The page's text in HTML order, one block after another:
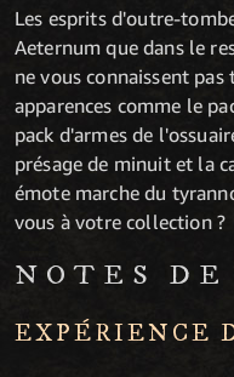
Les esprits d'outre-
Aeternum que dans le
ne vous connaissent
apparences comme le
pack d'armes de
présage de minuit et la
émote marche du
vous à votre collection ?
NOTES
EXPÉRIENCE